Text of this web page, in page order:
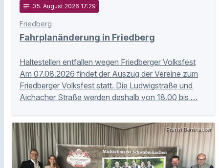
notes 05. August 2026 17:29
Friedberg
Fahrplanänderung in Friedberg
Haltestellen entfallen wegen Friedberger Volksfest
Am 07.08.2026 findet der Auszug der Vereine zum
Friedberger Volksfest statt. Die Ludwigstraße und
Aichacher Straße werden deshalb von 18.00 bis …
Franzi Bernhauser